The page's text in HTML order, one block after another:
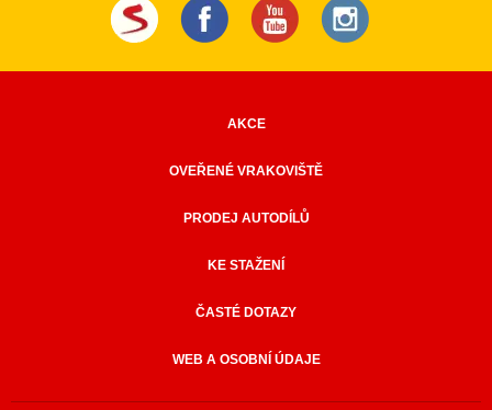
AKCE
OVEŘENÉ VRAKOVIŠTĚ
PRODEJ AUTODÍLŮ
KE STAŽENÍ
ČASTÉ DOTAZY
WEB A OSOBNÍ ÚDAJE